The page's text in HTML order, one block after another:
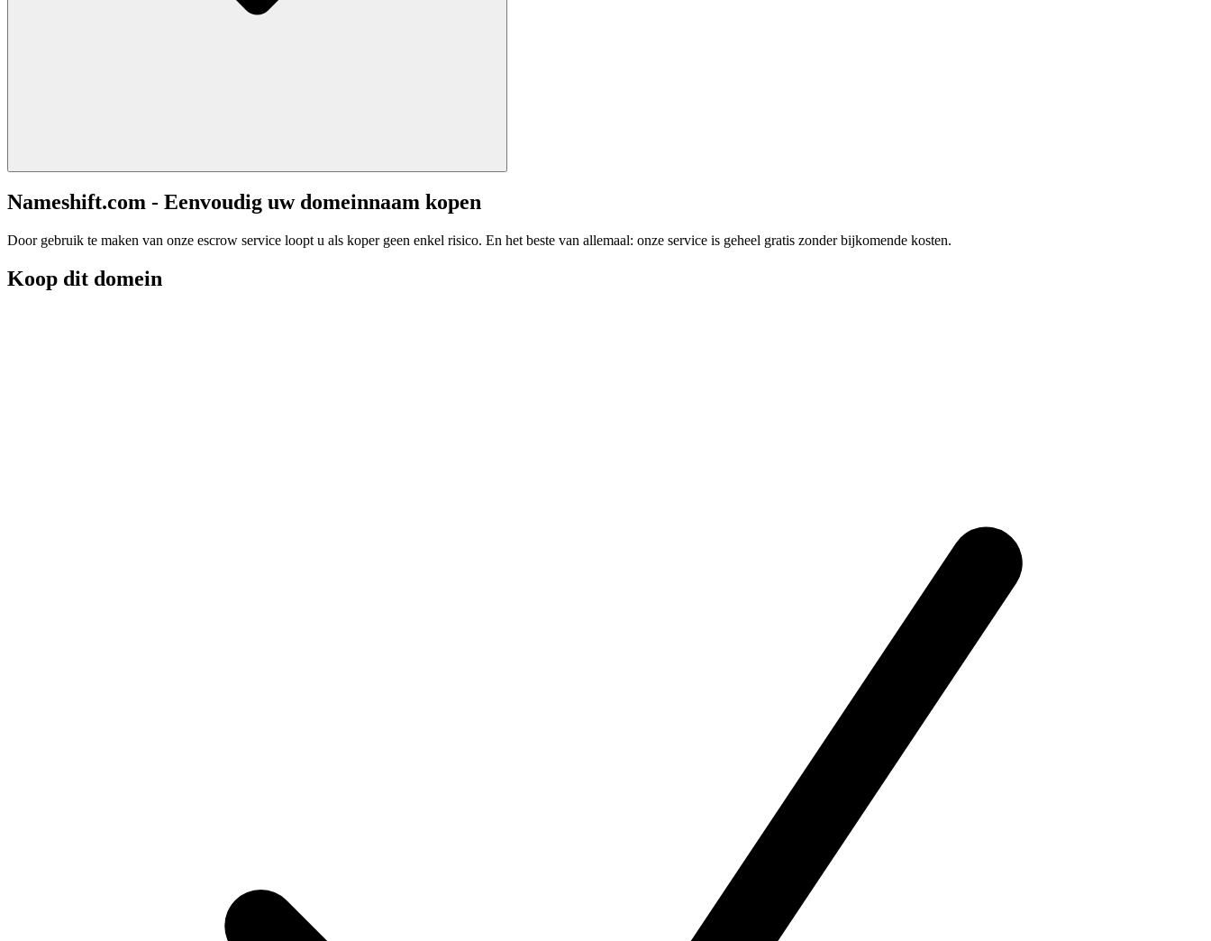
Nameshift.com - Eenvoudig uw domeinnaam kopen
Door gebruik te maken van onze escrow service loopt u als koper geen enkel risico. En het beste van allemaal: onze service is geheel gratis zonder bijkomende kosten.
Koop dit domein